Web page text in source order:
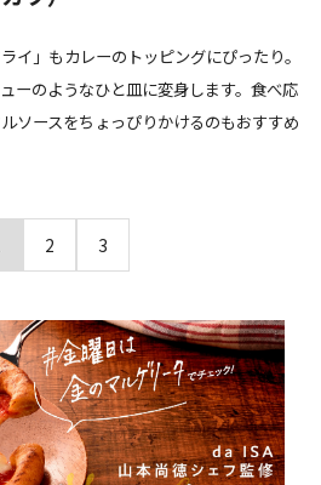
イ」もカレーのトッピングにぴったり。
ーのようなひと皿に変身します。食べ応
ソースをちょっぴりかけるのもおすすめ
2 3